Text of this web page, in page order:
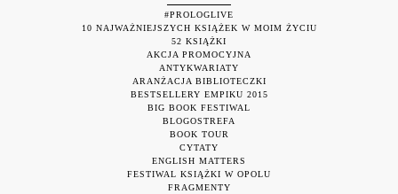
#PROLOGLIVE
10 NAJWAŻNIEJSZYCH KSIĄŻEK W MOIM ŻYCIU
52 KSIĄŻKI
AKCJA PROMOCYJNA
ANTYKWARIATY
ARANŻACJA BIBLIOTECZKI
BESTSELLERY EMPIKU 2015
BIG BOOK FESTIWAL
BLOGOSTREFA
BOOK TOUR
CYTATY
ENGLISH MATTERS
FESTIWAL KSIĄŻKI W OPOLU
FRAGMENTY